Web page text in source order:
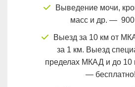
Выведение мочи,
масс и др. — 900
Выезд за 10 км от
за 1 км. Выезд
пределах МКАД и до
— бесплатно!